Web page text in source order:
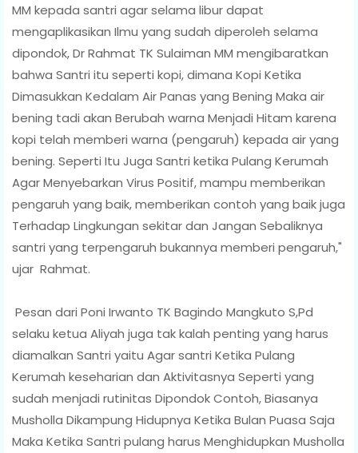
MM kepada santri agar selama libur dapat
mengaplikasikan Ilmu yang sudah diperoleh selama
dipondok, Dr Rahmat TK Sulaiman MM mengibaratkan
bahwa Santri itu seperti kopi, dimana Kopi Ketika
Dimasukkan Kedalam Air Panas yang Bening Maka air
bening tadi akan Berubah warna Menjadi Hitam karena
kopi telah memberi warna (pengaruh) kepada air yang
bening. Seperti Itu Juga Santri ketika Pulang Kerumah
Agar Menyebarkan Virus Positif, mampu memberikan
pengaruh yang baik, memberikan contoh yang baik juga
Terhadap Lingkungan sekitar dan Jangan Sebaliknya
santri yang terpengaruh bukannya memberi pengaruh,"
ujar Rahmat.
Pesan dari Poni Irwanto TK Bagindo Mangkuto S,Pd
selaku ketua Aliyah juga tak kalah penting yang harus
diamalkan Santri yaitu Agar santri Ketika Pulang
Kerumah keseharian dan Aktivitasnya Seperti yang
sudah menjadi rutinitas Dipondok Contoh, Biasanya
Musholla Dikampung Hidupnya Ketika Bulan Puasa Saja
Maka Ketika Santri pulang harus Menghidupkan Musholla